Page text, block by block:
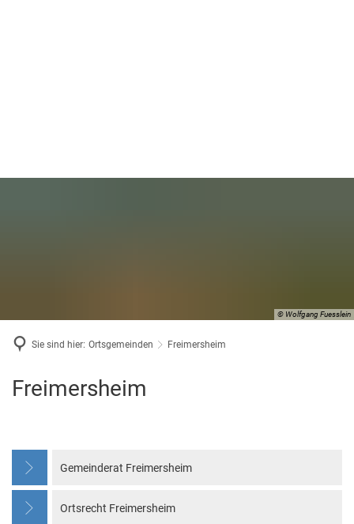
© Wolfgang Fuesslein
Sie sind hier: Ortsgemeinden Freimersheim
Freimersheim
Freimersheim
Gemeinderat Freimersheim
Ortsrecht Freimersheim